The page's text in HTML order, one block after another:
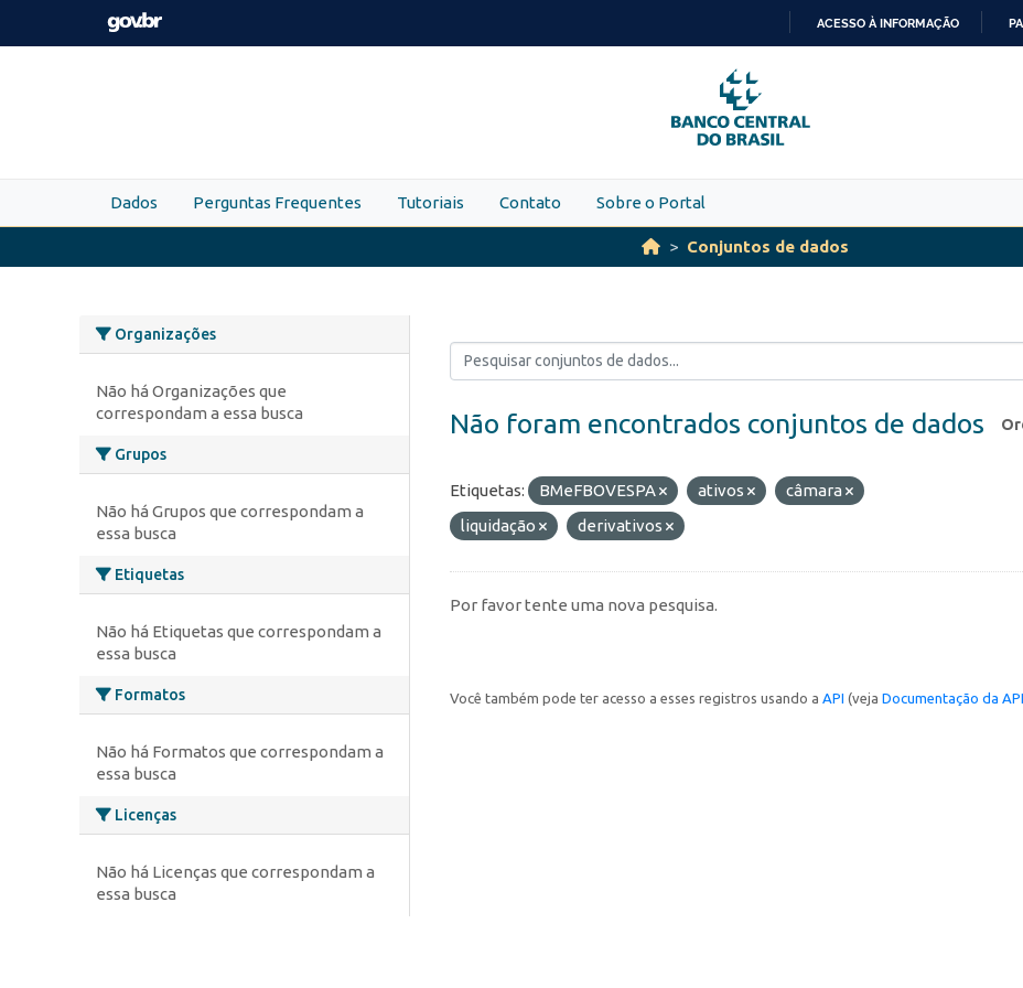
Skip to main content
PARA
O
CONTEÚDO
ACESSO À INFORMAÇÃO
Dados Perguntas Frequentes Tutoriais Contato Sobre o Portal
Conjuntos de dados
Organizações
Não há Organizações que
correspondam a essa busca
Grupos
Não há Grupos que correspondam a
essa busca
Etiquetas
Não há Etiquetas que correspondam a
essa busca
Formatos
Não há Formatos que correspondam a
essa busca
Licenças
Não há Licenças que correspondam a
essa busca
Não foram encontrados conjuntos de dados
Etiquetas: BMeFBOVESPA ativos
câmara
liquidação
derivativos
Por favor tente uma nova pesquisa.
Você também pode ter acesso a esses registros usando a API (veja Documentação da API